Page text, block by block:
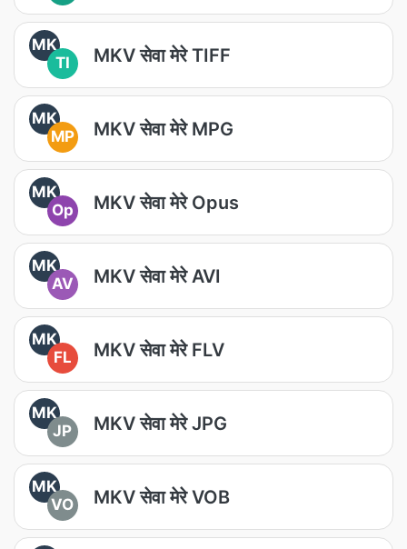
MK
TI
MKV सेवा मेरे TIFF
MK
MP
MKV सेवा मेरे MPG
MK
Op
MKV सेवा मेरे Opus
MK
AV
MKV सेवा मेरे AVI
MK
FL
MKV सेवा मेरे FLV
MK
JP
MKV सेवा मेरे JPG
MK
VO
MKV सेवा मेरे VOB